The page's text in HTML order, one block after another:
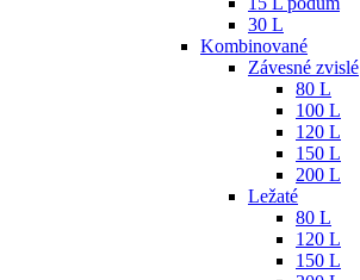
30 L
Kombinované
Závesné zvislé
80 L
100 L
120 L
150 L
200 L
Ležaté
80 L
120 L
150 L